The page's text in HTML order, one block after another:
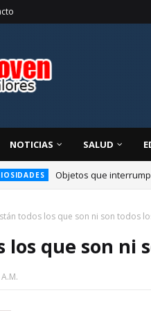
NOTICIAS SALUD
Objetos que
todos los que son ni son todos
los que son ni